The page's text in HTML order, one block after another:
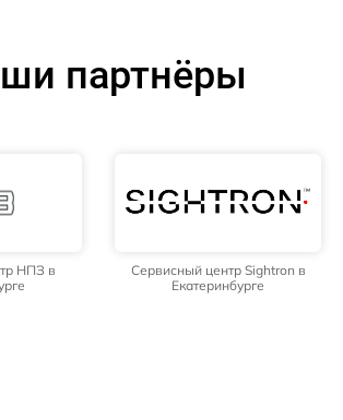
партнёры
НПЗ в
Сервисный центр Sightron в
Екатеринбурге